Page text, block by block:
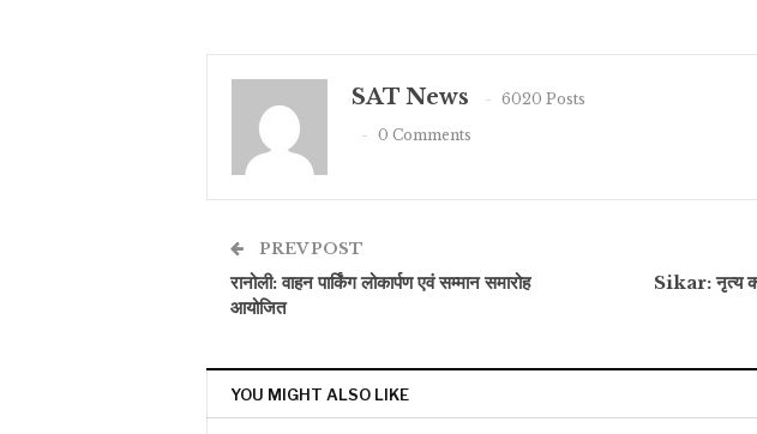
SAT News
6020 Posts
0 Comments
PREV POST
रानोली: वाहन पार्किंग लोकार्पण एवं सम्मान समारोह
आयोजित
Sikar: नृत्य
YOU MIGHT ALSO LIKE